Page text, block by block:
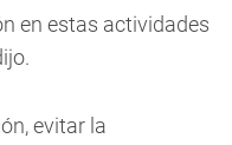
en estas actividades
evitar la